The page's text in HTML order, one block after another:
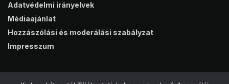
Adatvédelmi irányelvek
Médiaajánlat
Hozzászólási és moderálási szabályzat
Impresszum